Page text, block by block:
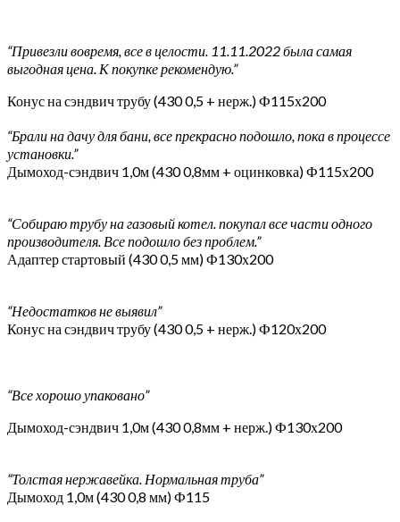
“Привезли вовремя, все в целости. 11.11.2022 была самая
выгодная цена. К покупке рекомендую.”
Конус на сэндвич трубу (430 0,5 + нерж.) Ф115х200
“Брали на дачу для бани, все прекрасно подошло, пока в процессе
установки.”
Дымоход-сэндвич 1,0м (430 0,8мм + оцинковка) Ф115х200
“Собираю трубу на газовый котел. покупал все части одного
производителя. Все подошло без проблем.”
Адаптер стартовый (430 0,5 мм) Ф130х200
“Недостатков не выявил”
Конус на сэндвич трубу (430 0,5 + нерж.) Ф120х200
“Все хорошо упаковано”
Дымоход-сэндвич 1,0м (430 0,8мм + нерж.) Ф130х200
“Толстая нержавейка. Нормальная труба”
Дымоход 1,0м (430 0,8 мм) Ф115